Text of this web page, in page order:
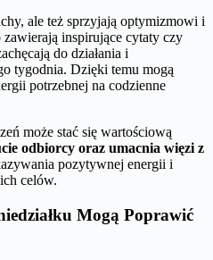
ale też sprzyjają optymizmowi i
inspirujące cytaty czy
do działania i
tygodnia. Dzięki temu mogą
potrzebnej na codzienne
może stać się wartościową
odbiorcy oraz umacnia więzi z
pozytywnej energii i
celów.
Mogą Poprawić